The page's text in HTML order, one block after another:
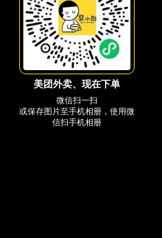
美团外卖、现在下单
微信扫一扫
或保存图片至手机相册，使用微
信扫手机相册